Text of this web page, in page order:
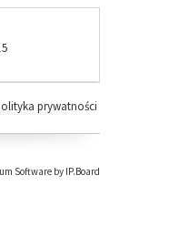
prywatności
Software by IP.Board